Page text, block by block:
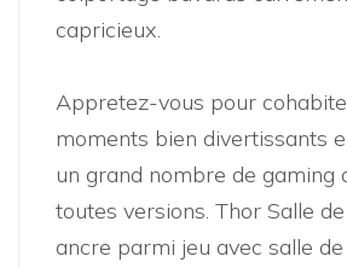
capricieux.
Appretez-vous pour
moments bien divertissants
un grand nombre de gaming
toutes versions. Thor Salle
ancre parmi jeu avec salle